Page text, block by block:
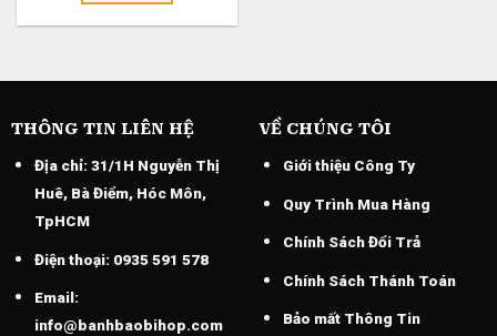
THÔNG TIN LIÊN HỆ
Địa chỉ:31/1H Nguyễn Thị
Huê, Bà Điểm, Hóc Môn,
TpHCM
Điện thoại:0935 591 578
Email:
info@banhbaobihop.com
VỀ CHÚNG TÔI
Giới thiệu Công Ty
Quy Trình Mua Hàng
Chính Sách Đổi Trả
Chính Sách Thánh Toán
Bảo mất Thông Tin